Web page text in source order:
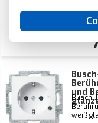
und
Busch-
weiß